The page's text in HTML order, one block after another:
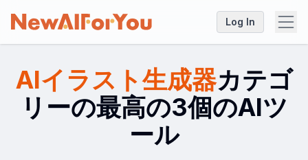
Log In
AIイラスト生成器カテゴ
リーの最高の3個のAIツ
ール